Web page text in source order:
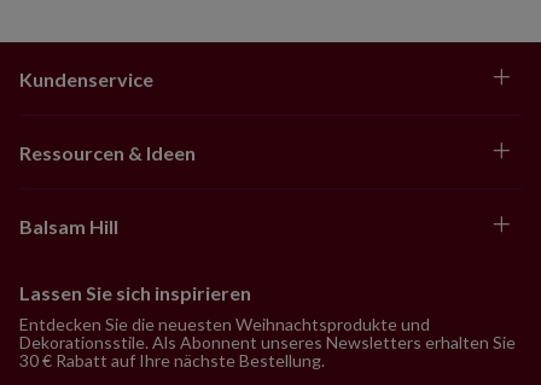
Kundenservice
Ressourcen & Ideen
Balsam Hill
Lassen Sie sich inspirieren
Entdecken Sie die neuesten Weihnachtsprodukte und
Dekorationsstile. Als Abonnent unseres Newsletters erhalten Sie
30 € Rabatt auf Ihre nächste Bestellung.